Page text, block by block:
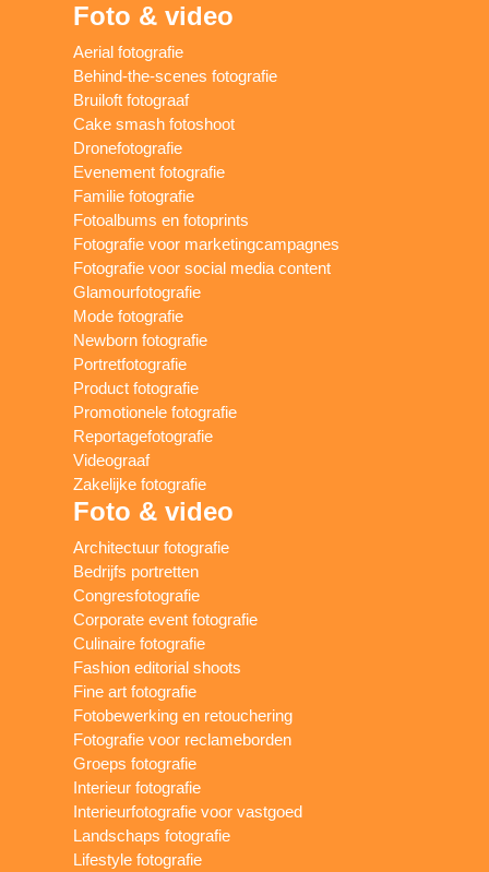
Foto & video
Aerial fotografie
Behind-the-scenes fotografie
Bruiloft fotograaf
Cake smash fotoshoot
Dronefotografie
Evenement fotografie
Familie fotografie
Fotoalbums en fotoprints
Fotografie voor marketingcampagnes
Fotografie voor social media content
Glamourfotografie
Mode fotografie
Newborn fotografie
Portretfotografie
Product fotografie
Promotionele fotografie
Reportagefotografie
Videograaf
Zakelijke fotografie
Foto & video
Architectuur fotografie
Bedrijfs portretten
Congresfotografie
Corporate event fotografie
Culinaire fotografie
Fashion editorial shoots
Fine art fotografie
Fotobewerking en retouchering
Fotografie voor reclameborden
Groeps fotografie
Interieur fotografie
Interieurfotografie voor vastgoed
Landschaps fotografie
Lifestyle fotografie